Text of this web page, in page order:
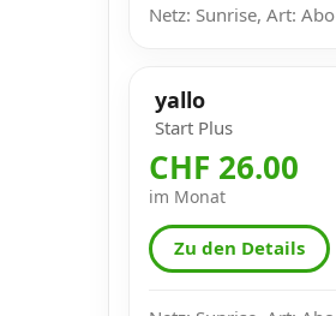
Netz: Sunrise, Art: Abo
yallo
Start Plus
CHF 26.00
im Monat
Zu den Details